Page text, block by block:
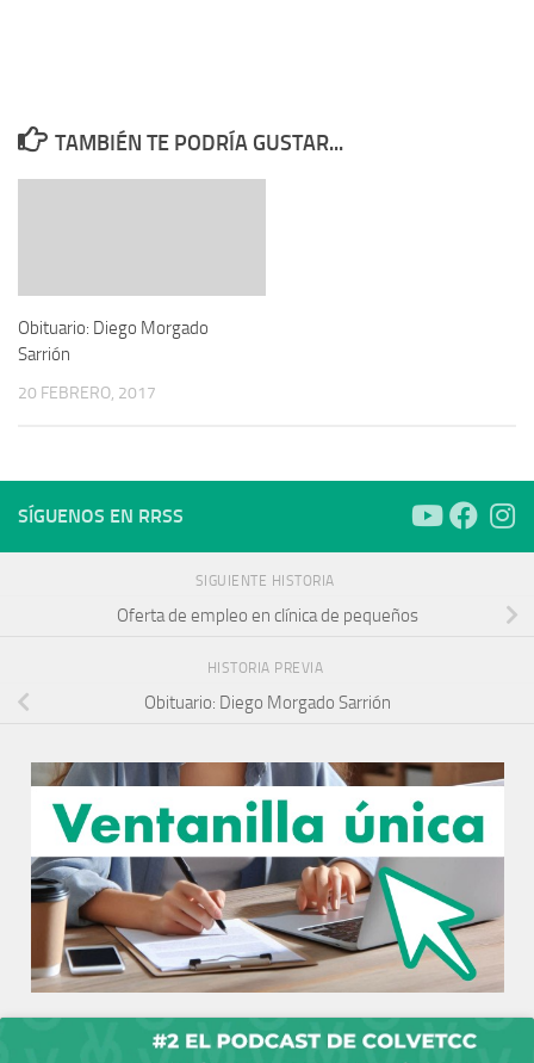
TAMBIÉN TE PODRÍA GUSTAR...
Obituario: Diego Morgado
Sarrión
20 FEBRERO, 2017
SÍGUENOS EN RRSS
SIGUIENTE HISTORIA
Oferta de empleo en clínica de pequeños
HISTORIA PREVIA
Obituario: Diego Morgado Sarrión